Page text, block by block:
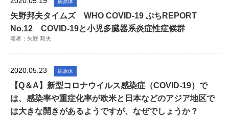
病原体
矢野邦夫タイムズ WHO COVID-19 ぷちREPORT
No.12 COVID-19と小児多臓器系炎症性症候群
著者：矢野 邦夫
2020.05.23 病原体
【Q＆A】新型コロナウイルス感染症（COVID-19）で
は、感染率や重症化率が欧米と日本などのアジア地区で
は大きな開きがあるようですが、なぜでしょうか？